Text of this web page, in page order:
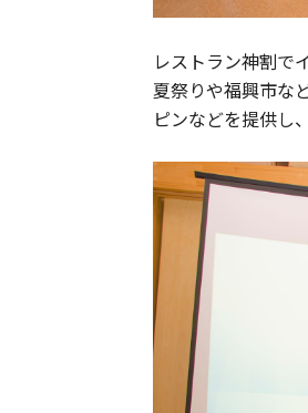
レストラン神割で
夏祭りや福興市な
ピンなどを提供し